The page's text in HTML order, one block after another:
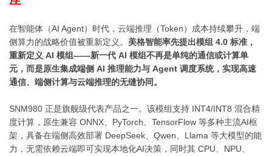
在智能体（AI Agent）时代，云端推理（Token）成本持续攀升，端
侧算力的战略价值被重新定义。 美格智能率先提出模组 4.0 标准，
重新定义 AI 模组——新一代 AI 模组不再是单纯的通信或计算单
元，而是原生集成端侧 AI 推理能力与 Agent 调度系统，实现高速
通信、端侧计算与云端推理的无缝协同。
SNM980 正是旗舰级代表产品之一。该模组支持 INT4/INT8 混合精
度计算，原生兼容 ONNX、PyTorch、TensorFlow 等多种主流AI框
架，具备在端侧高效部署 DeepSeek、Qwen、 Llama 等大模型的能
力，无需依赖云端即可实现本地化AI决策，同时其 CPU、NPU、